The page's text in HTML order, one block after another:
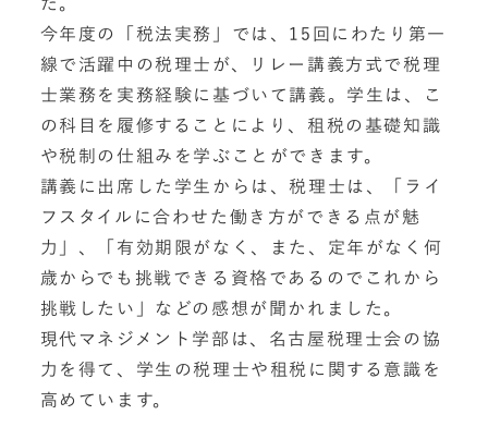
今年度の「税法実務」では、15回にわたり第一
線で活躍中の税理士が、リレー講義方式で税理
士業務を実務経験に基づいて講義。学生は、こ
の科目を履修することにより、租税の基礎知識
や税制の仕組みを学ぶことができます。
講義に出席した学生からは、税理士は、「ライ
フスタイルに合わせた働き方ができる点が魅
力」、「有効期限がなく、また、定年がなく何
歳からでも挑戦できる資格であるのでこれから
挑戦したい」などの感想が聞かれました。
現代マネジメント学部は、名古屋税理士会の協
力を得て、学生の税理士や租税に関する意識を
高めています。